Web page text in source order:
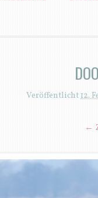
Veröffentlicht12.
←